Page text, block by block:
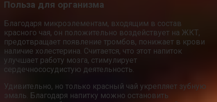
Польза для организма
Благодаря микроэлементам, входящим в состав
красного чая, он положительно воздействует на ЖКТ,
предотвращает появление тромбов, понижает в крови
наличие холестерина. Считается, что этот напиток
улучшает работу мозга, стимулирует
сердечнососудистую деятельность.
Удивительно, но только красный чай укрепляет зубную
эмаль. Благодаря напитку можно остановить